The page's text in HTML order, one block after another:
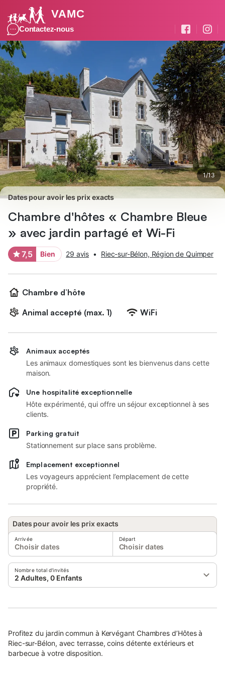
VAMC
Contactez-nous
1/13
PhotosÉquipementsAvis des voyageurs
Dates pour avoir les prix exacts
Chambre d'hôtes « Chambre Bleue
» avec jardin partagé et Wi-Fi
7,5 Bien 29 avis • Riec-sur-Bélon, Région de Quimper
Chambre d’hôte
Animal accepté (max. 1)
WiFi
Animaux acceptés
Les animaux domestiques sont les bienvenus dans cette
maison.
Une hospitalité exceptionnelle
Hôte expérimenté, qui offre un séjour exceptionnel à ses
clients.
Parking gratuit
Stationnement sur place sans problème.
Emplacement exceptionnel
Les voyageurs apprécient l’emplacement de cette
propriété.
Dates pour avoir les prix exacts
Arrivée
Choisir dates
Départ
Choisir dates
Nombre total d'invités
2 Adultes, 0 Enfants
Profitez du jardin commun à Kervégant Chambres d’Hôtes à
Riec-sur-Bélon, avec terrasse, coins détente extérieurs et
barbecue à votre disposition.